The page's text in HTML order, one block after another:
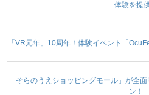
体験を提
「VR元年」10周年！体験イベント「
「そらのうえショッピングモール」が全
ン！